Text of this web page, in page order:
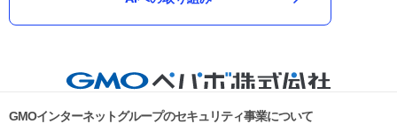
GMOインターネットグループのセキュリティ事業について